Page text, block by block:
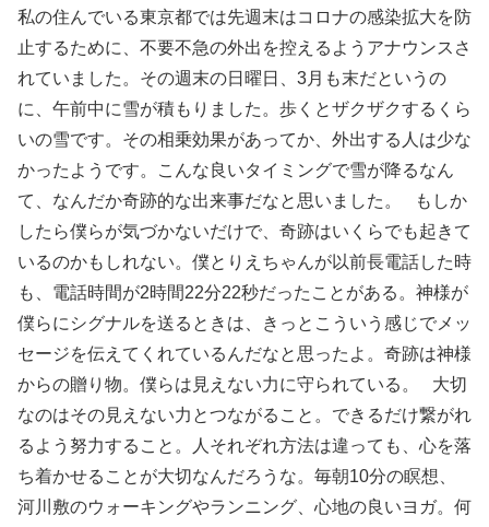
私の住んでいる東京都では先週末はコロナの感染拡大を防
止するために、不要不急の外出を控えるようアナウンスさ
れていました。その週末の日曜日、3月も末だというの
に、午前中に雪が積もりました。歩くとザクザクするくら
いの雪です。その相乗効果があってか、外出する人は少な
かったようです。こんな良いタイミングで雪が降るなん
て、なんだか奇跡的な出来事だなと思いました。 もしか
したら僕らが気づかないだけで、奇跡はいくらでも起きて
いるのかもしれない。僕とりえちゃんが以前長電話した時
も、電話時間が2時間22分22秒だったことがある。神様が
僕らにシグナルを送るときは、きっとこういう感じでメッ
セージを伝えてくれているんだなと思ったよ。奇跡は神様
からの贈り物。僕らは見えない力に守られている。 大切
なのはその見えない力とつながること。できるだけ繋がれ
るよう努力すること。人それぞれ方法は違っても、心を落
ち着かせることが大切なんだろうな。毎朝10分の瞑想、
河川敷のウォーキングやランニング、心地の良いヨガ。何